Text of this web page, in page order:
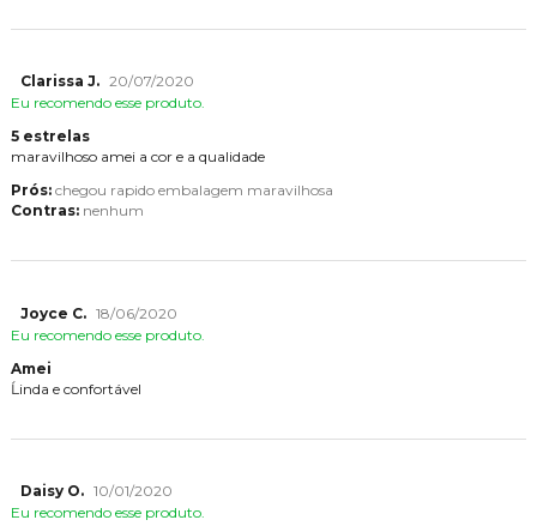
Clarissa J. 20/07/2020
Eu recomendo esse produto.
5 estrelas
maravilhoso amei a cor e a qualidade
Prós: chegou rapido embalagem maravilhosa
Contras: nenhum
Joyce C. 18/06/2020
Eu recomendo esse produto.
Amei
Ĺinda e confortável
Daisy O. 10/01/2020
Eu recomendo esse produto.